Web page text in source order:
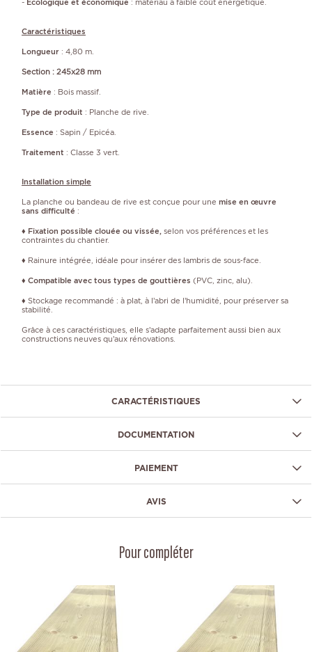
Caractéristiques
Longueur : 4,80 m.
Section : 245x28 mm
Matière : Bois massif.
Type de produit : Planche de rive.
Essence : Sapin / Epicéa.
Traitement : Classe 3 vert.
Installation simple
La planche ou bandeau de rive est conçue pour une mise en œuvre
sans difficulté :
♦ Fixation possible clouée ou vissée, selon vos préférences et les
contraintes du chantier.
♦ Rainure intégrée, idéale pour insérer des lambris de sous‑face.
♦ Compatible avec tous types de gouttières (PVC, zinc, alu).
♦ Stockage recommandé : à plat, à l’abri de l’humidité, pour préserver sa
stabilité.
Grâce à ces caractéristiques, elle s’adapte parfaitement aussi bien aux
constructions neuves qu’aux rénovations.
CARACTÉRISTIQUES
DOCUMENTATION
PAIEMENT
AVIS
Pour compléter